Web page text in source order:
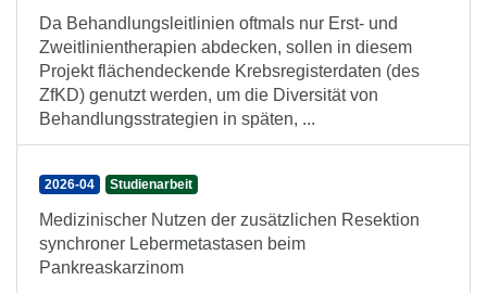
Da Behandlungsleitlinien oftmals nur Erst- und
Zweitlinientherapien abdecken, sollen in diesem
Projekt flächendeckende Krebsregisterdaten (des
ZfKD) genutzt werden, um die Diversität von
Behandlungsstrategien in späten, ...
2026-04 Studienarbeit
Medizinischer Nutzen der zusätzlichen Resektion
synchroner Lebermetastasen beim
Pankreaskarzinom